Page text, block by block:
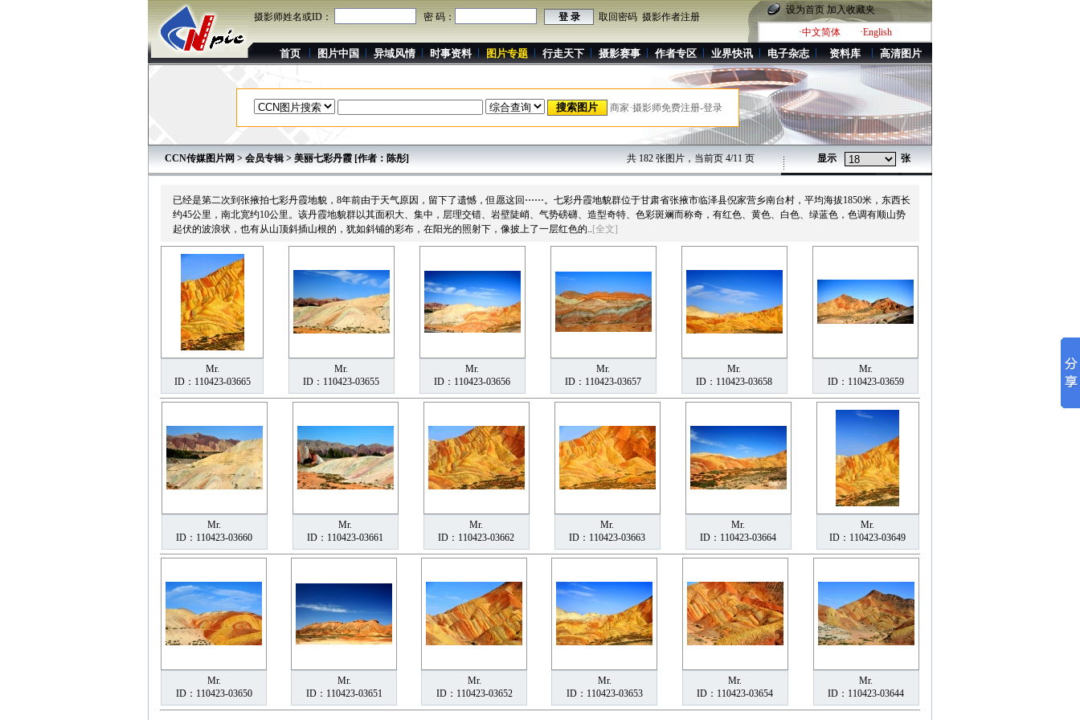
摄影师姓名或ID： 密 码： 取回密码 摄影作者注册
设为首页 加入收藏夹
·中文简体
·English
首页 图片中国 异域风情 时事资料 图片专题 行走天下 摄影赛事 作者专区 业界快讯 电子杂志 资料库 高清图片
商家·摄影师免费注册-登录
CCN传媒图片网 > 会员专辑 > 美丽七彩丹霞 [作者：陈彤] 共 182 张图片，当前页 4/11 页 显示 张
已经是第二次到张掖拍七彩丹霞地貌，8年前由于天气原因，留下了遗憾，但愿这回⋯⋯。七彩丹霞地貌群位于甘肃省张掖市临泽县倪家营乡南台村，平均海拔1850米，东西长
约45公里，南北宽约10公里。该丹霞地貌群以其面积大、集中，层理交错、岩壁陡峭、气势磅礴、造型奇特、色彩斑斓而称奇，有红色、黄色、白色、绿蓝色，色调有顺山势
起伏的波浪状，也有从山顶斜插山根的，犹如斜铺的彩布，在阳光的照射下，像披上了一层红色的.. [全文]
Mr.
ID：110423-03665
Mr.
ID：110423-03655
Mr.
ID：110423-03656
Mr.
ID：110423-03657
Mr.
ID：110423-03658
Mr.
ID：110423-03659
Mr.
ID：110423-03660
Mr.
ID：110423-03661
Mr.
ID：110423-03662
Mr.
ID：110423-03663
Mr.
ID：110423-03664
Mr.
ID：110423-03649
Mr.
ID：110423-03650
Mr.
ID：110423-03651
Mr.
ID：110423-03652
Mr.
ID：110423-03653
Mr.
ID：110423-03654
Mr.
ID：110423-03644